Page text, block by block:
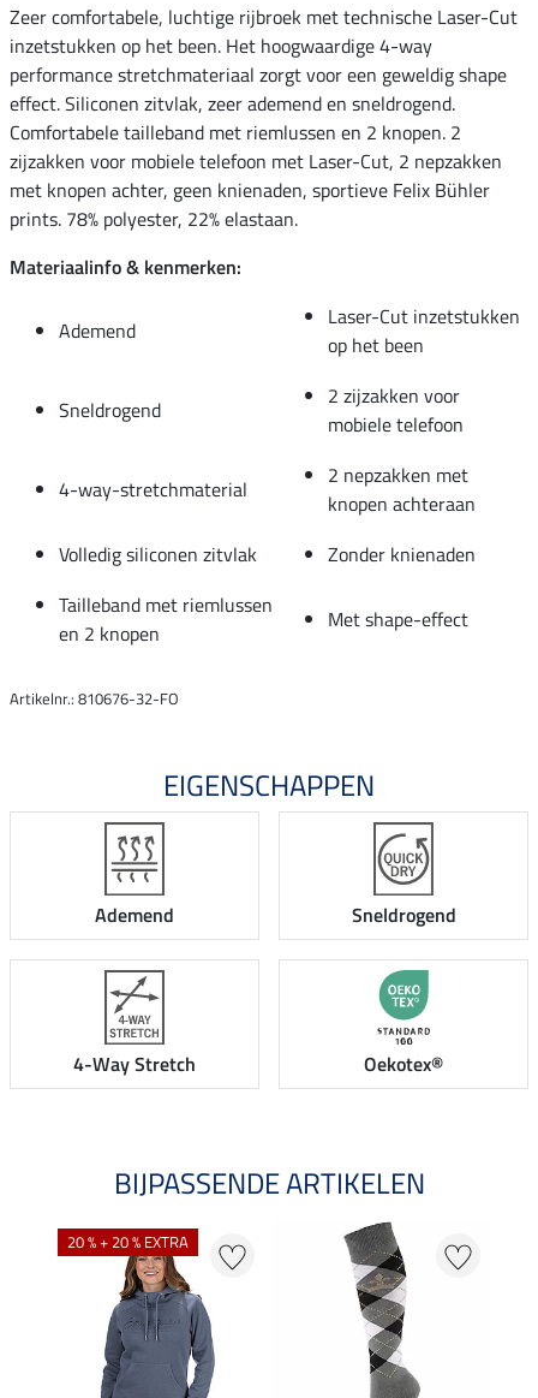
Zeer comfortabele, luchtige rijbroek met technische Laser-Cut
inzetstukken op het been. Het hoogwaardige 4-way
performance stretchmateriaal zorgt voor een geweldig shape
effect. Siliconen zitvlak, zeer ademend en sneldrogend.
Comfortabele tailleband met riemlussen en 2 knopen. 2
zijzakken voor mobiele telefoon met Laser-Cut, 2 nepzakken
met knopen achter, geen knienaden, sportieve Felix Bühler
prints. 78% polyester, 22% elastaan.
Materiaalinfo & kenmerken:
Ademend
Laser-Cut inzetstukken
op het been
Sneldrogend
2 zijzakken voor
mobiele telefoon
4-way-stretchmaterial
2 nepzakken met
knopen achteraan
Volledig siliconen zitvlak
Zonder knienaden
Tailleband met riemlussen
en 2 knopen
Met shape-effect
Artikelnr.: 810676-32-FO
EIGENSCHAPPEN
Ademend Sneldrogend
4-Way Stretch Oekotex®
BIJPASSENDE ARTIKELEN
20 % + 20 % EXTRA